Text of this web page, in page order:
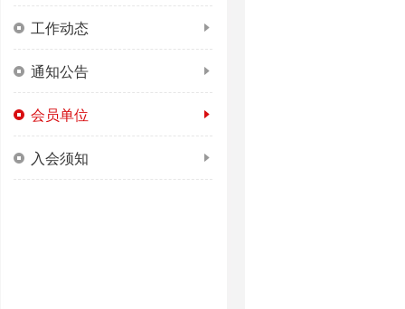
工作动态
通知公告
会员单位
入会须知